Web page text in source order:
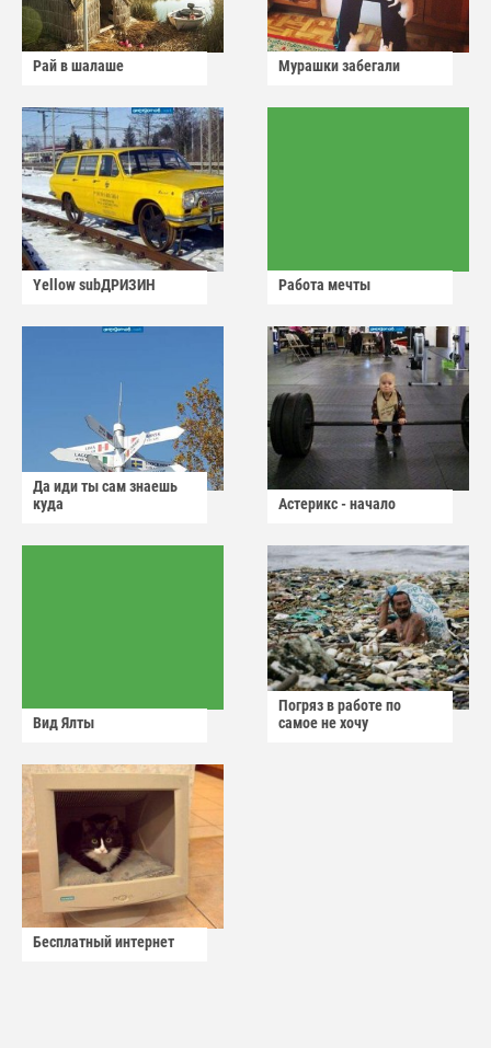
Рай в шалаше Мурашки забегали
Yellow subДРИЗИН Работа мечты
Да иди ты сам знаешь
куда
Астерикс - начало
Вид Ялты
Погряз в работе по
самое не хочу
Бесплатный интернет